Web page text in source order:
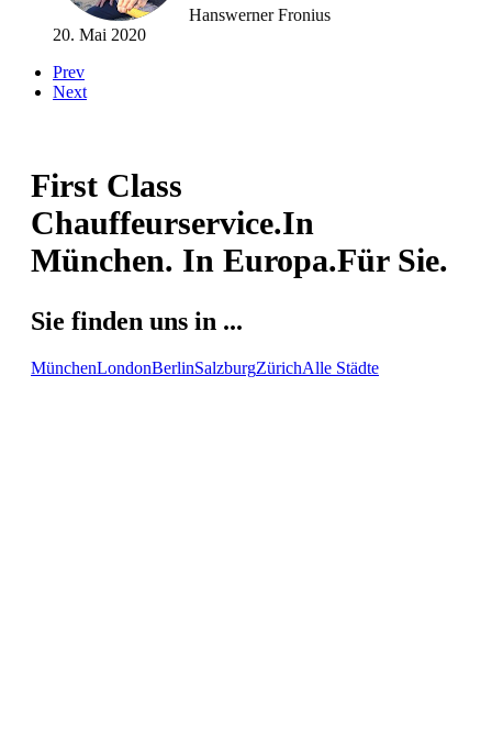
Hanswerner Fronius
20. Mai 2020
Prev
Next
First Class
Chauffeurservice.In
München. In Europa.Für Sie.
Sie finden uns in ...
MünchenLondonBerlinSalzburgZürichAlle Städte